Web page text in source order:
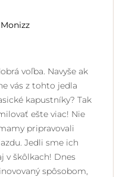
Monizz
voľba. Navyše ak
vás z tohto jedla
kapustníky? Tak
ešte viac! Nie
pripravovali
Jedli sme ich
v škôlkach! Dnes
spôsobom,